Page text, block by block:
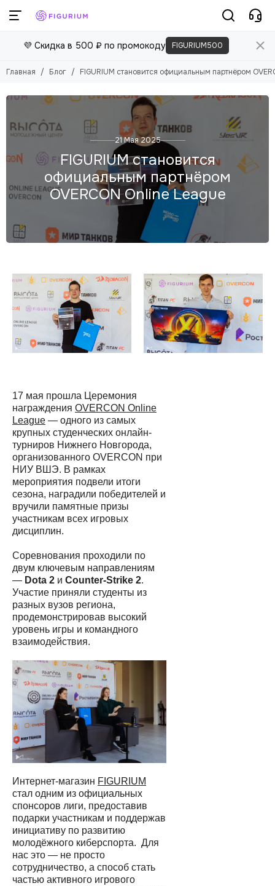
💜 Скидка в 500 ₽ по промокоду FIGURIUM500
Главная Блог FIGURIUM становится официальным партнёром
21 Мая 2025
FIGURIUM становится
официальным партнёром
OVERCON Online League
17 мая прошла Церемония
награждения OVERCON Online
League — одного из самых
крупных студенческих онлайн-
турниров Нижнего Новгорода,
организованного OVERCON при
НИУ ВШЭ. В рамках
мероприятия подвели итоги
сезона, наградили победителей и
вручили памятные призы
участникам всех игровых
дисциплин.
Соревнования проходили по
двум ключевым направлениям
— Dota 2 и Counter-Strike 2.
Участие приняли студенты из
разных вузов региона,
продемонстрировав высокий
уровень игры и командного
взаимодействия.
Интернет-магазин FIGURIUM
стал одним из официальных
спонсоров лиги, предоставив
подарки участникам и поддержав
инициативу по развитию
молодёжного киберспорта. Для
нас это — не просто
сотрудничество, а способ стать
частью активного игрового